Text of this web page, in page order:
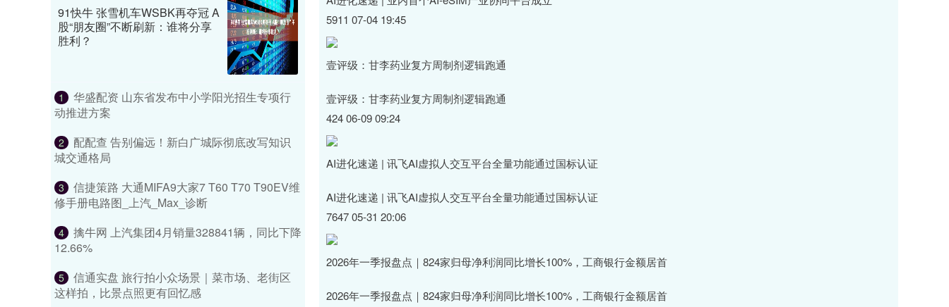
5911 07-04 19:45
壹评级：甘李药业复方周制剂逻辑跑通
壹评级：甘李药业复方周制剂逻辑跑通
424 06-09 09:24
AI进化速递 | 讯飞AI虚拟人交互平台全量功能通过国标认证
AI进化速递 | 讯飞AI虚拟人交互平台全量功能通过国标认证
7647 05-31 20:06
2026年一季报盘点｜824家归母净利润同比增长100%，工商银行金额居首
2026年一季报盘点｜824家归母净利润同比增长100%，工商银行金额居首
91快牛 张雪机车WSBK再夺冠 A
股“朋友圈”不断刷新：谁将分享
胜利？
1
华盛配资 山东省发布中小学阳光招生专项行
动推进方案
2
配配查 告别偏远！新白广城际彻底改写知识
城交通格局
3
信捷策路 大通MIFA9大家7 T60 T70 T90EV维
修手册电路图_上汽_Max_诊断
4
擒牛网 上汽集团4月销量328841辆，同比下降
12.66%
5
信通实盘 旅行拍小众场景｜菜市场、老街区
这样拍，比景点照更有回忆感